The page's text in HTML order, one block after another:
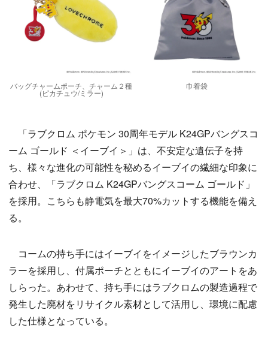
バッグチャームポーチ、チャーム２種
(ピカチュウ/ミラー)
巾着袋
「ラブクロム ポケモン 30周年モデル K24GPバングスコ
ーム ゴールド ＜イーブイ＞」は、不安定な遺伝子を持
ち、様々な進化の可能性を秘めるイーブイの繊細な印象に
合わせ、「ラブクロム K24GPバングスコーム ゴールド」
を採用。こちらも静電気を最大70%カットする機能を備え
る。
コームの持ち手にはイーブイをイメージしたブラウンカ
ラーを採用し、付属ポーチとともにイーブイのアートをあ
しらった。あわせて、持ち手にはラブクロムの製造過程で
発生した廃材をリサイクル素材として活用し、環境に配慮
した仕様となっている。